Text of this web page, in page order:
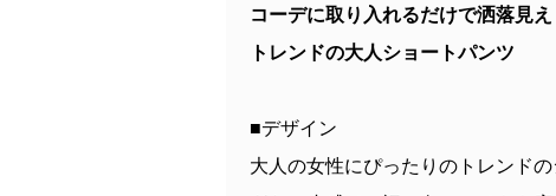
コーデに取り入れるだけで洒落見え
トレンドの大人ショートパンツ
■デザイン
大人の女性にぴったりのトレンド